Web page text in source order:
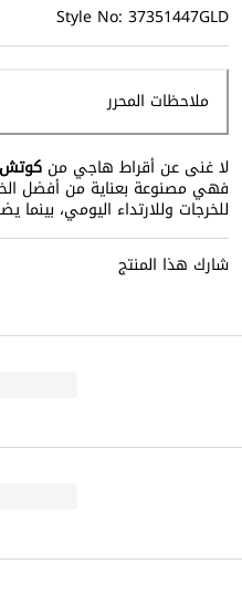
Style No: 37351447GLD
ملاحظات المحرر
لا غنى عن أقراط هاجي من كوتش
فهي مصنوعة بعناية من أفضل
للخرجات وللارتداء اليومي،
شارك هذا المنتج